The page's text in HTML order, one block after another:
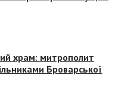
храм: митрополит
Броварської